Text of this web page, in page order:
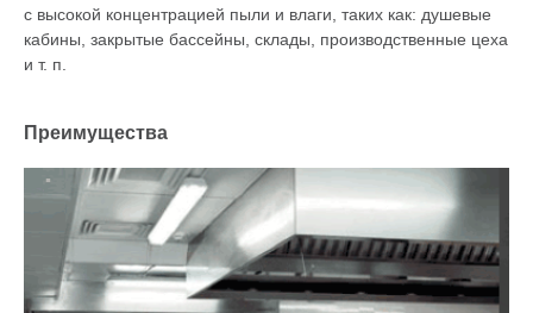
с высокой концентрацией пыли и влаги, таких как: душевые
кабины, закрытые бассейны, склады, производственные цеха
и т. п.
Преимущества